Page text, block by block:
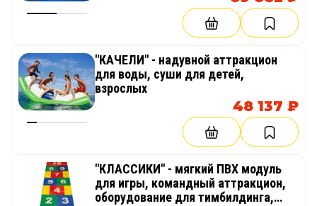
"КАЧЕЛИ" - надувной аттракцион
для воды, суши для детей,
взрослых
48 137 ₽
"КЛАССИКИ" - мягкий ПВХ модуль
для игры, командный аттракцион,
оборудование для тимбилдинга,